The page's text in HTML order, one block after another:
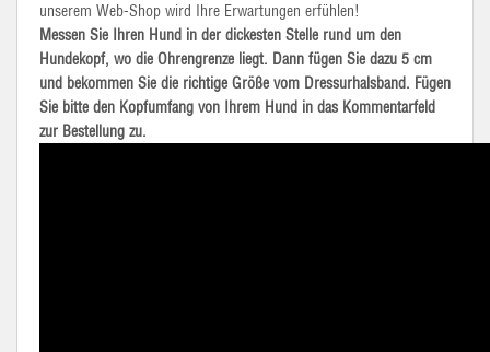
unserem Web-Shop wird Ihre Erwartungen erfühlen!
Messen Sie Ihren Hund in der dickesten Stelle rund um den
Hundekopf, wo die Ohrengrenze liegt. Dann fügen Sie dazu 5 cm
und bekommen Sie die richtige Größe vom Dressurhalsband. Fügen
Sie bitte den Kopfumfang von Ihrem Hund in das Kommentarfeld
zur Bestellung zu.